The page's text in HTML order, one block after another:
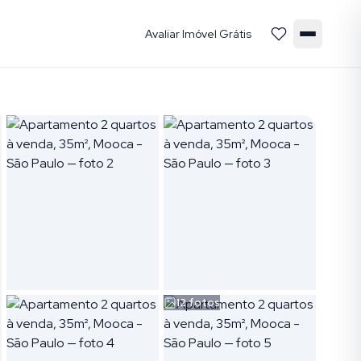
Avaliar Imóvel Grátis
12fotos